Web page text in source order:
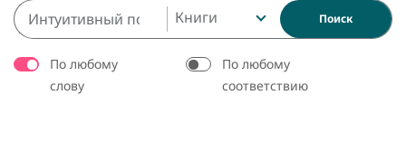
Книги Поиск
По любому
слову
По любому
соответствию